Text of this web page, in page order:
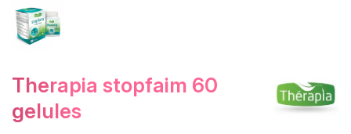
therapia stopfaim 60
gelules